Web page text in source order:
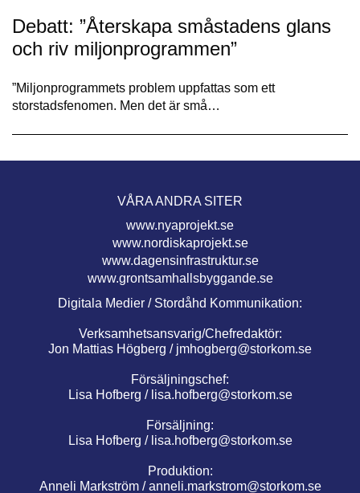
Debatt: ”Återskapa småstadens glans
och riv miljonprogrammen”
”Miljonprogrammets problem uppfattas som ett
storstadsfenomen. Men det är små…
VÅRA ANDRA SITER
www.nyaprojekt.se
www.nordiskaprojekt.se
www.dagensinfrastruktur.se
www.grontsamhallsbyggande.se
Digitala Medier / Stordåhd Kommunikation:
Verksamhetsansvarig/Chefredaktör:
Jon Mattias Högberg / jmhogberg@storkom.se
Försäljningschef:
Lisa Hofberg / lisa.hofberg@storkom.se
Försäljning:
Lisa Hofberg / lisa.hofberg@storkom.se
Produktion:
Anneli Markström /anneli.markstrom@storkom.se